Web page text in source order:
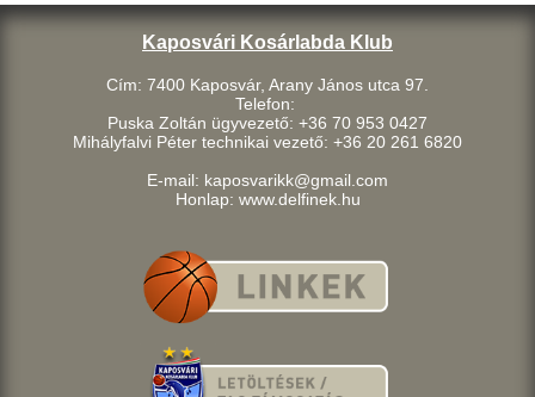
Kaposvári Kosárlabda Klub
Cím: 7400 Kaposvár, Arany János utca 97.
Telefon:
Puska Zoltán ügyvezető: +36 70 953 0427
Mihályfalvi Péter technikai vezető: +36 20 261 6820
E-mail: kaposvarikk@gmail.com
Honlap: www.delfinek.hu